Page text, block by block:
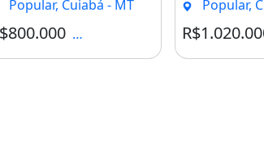
Popular, Cuiabá - MT
Condomínio R$2.000
Popular,